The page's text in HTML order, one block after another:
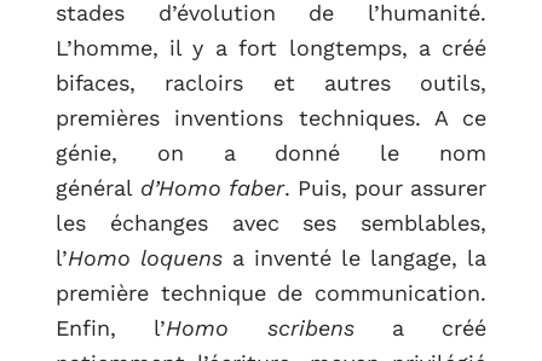
stades d’évolution de l’humanité.
L’homme, il y a fort longtemps, a créé
bifaces, racloirs et autres outils,
premières inventions techniques. A ce
génie, on a donné le nom
général d’Homo faber. Puis, pour assurer
les échanges avec ses semblables,
l’Homo loquensa inventé le langage, la
première technique de communication.
Enfin, l’Homo scribensa créé